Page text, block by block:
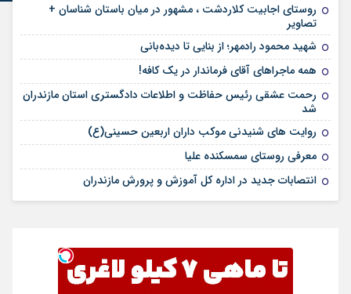
روستای اجابیت کلاردشت ، مشهور در میان باستان شناسان +
تصاویر
شهید محمود رادمهر؛ از بنایی تا دیده‌بانی
همه ماجراهای آقای فرماندار در یک کافه!
رحمت عشقی رئیس حفاظت و اطلاعات دادگستری استان مازندران
شد
روایت های شنیدنی موکب داران اربعین حسینی(ع)
معرفی روستای سمسکنده علیا
انتصابات جدید در اداره کل آموزش و پرورش مازندران